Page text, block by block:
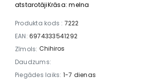
atstarotājiKrāsa: melna
Produkta kods : 7222
EAN: 6974333541292
Zīmols: Chihiros
Daudzums:
Piegādes laiks: 1-7 dienas